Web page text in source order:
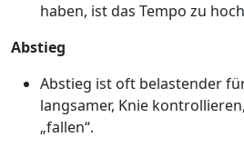
haben, ist das Tempo zu
Abstieg
Abstieg ist oft belastender
langsamer, Knie
„fallen“.